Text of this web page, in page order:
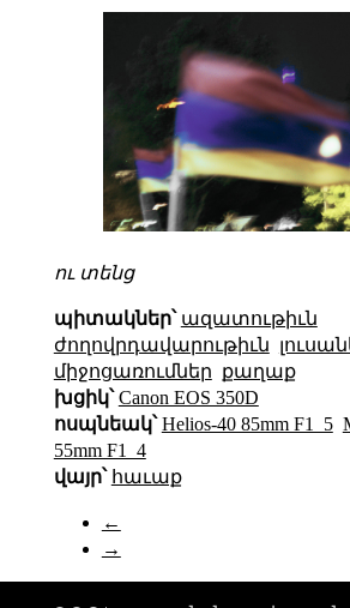
ու տենց
պիտակներ՝ ազատութիւն
ժողովրդավարութիւն
միջոցառումներ քաղաք
խցիկ՝ Canon EOS 350D
ոսպնեակ՝ Helios-40 85mm F1_5
55mm F1_4
վայր՝ հաւաք
←
→